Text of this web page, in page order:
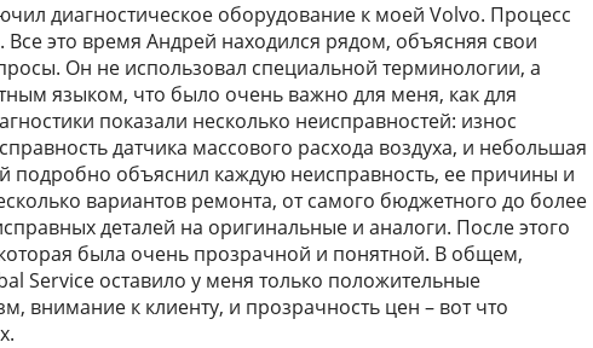
диагностическое оборудование к моей Volvo. Процесс
Все это время Андрей находился рядом, объясняя свои
Он не использовал специальной терминологии, а
языком, что было очень важно для меня, как для
показали несколько неисправностей: износ
датчика массового расхода воздуха, и небольшая
подробно объяснил каждую неисправность, ее причины и
вариантов ремонта, от самого бюджетного до более
деталей на оригинальные и аналоги. После этого
была очень прозрачной и понятной. В общем,
Service оставило у меня только положительные
внимание к клиенту, и прозрачность цен – вот что